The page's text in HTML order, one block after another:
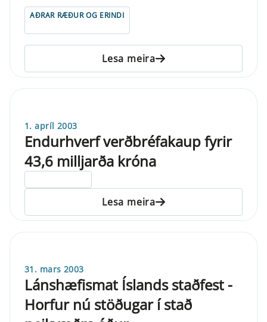
AÐRAR RÆÐUR OG ERINDI
Lesa meira
1. apríl 2003
Endurhverf verðbréfakaup fyrir
43,6 milljarða króna
Lesa meira
31. mars 2003
Lánshæfismat Íslands staðfest -
Horfur nú stöðugar í stað